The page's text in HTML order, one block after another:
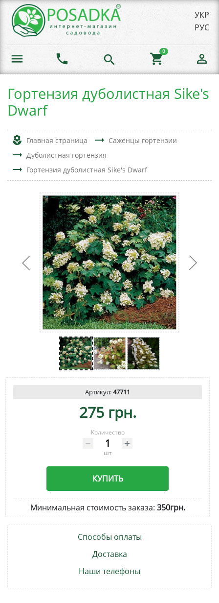
УКР
РУС
menu phone search shopping_cart
0
person_outline
Гортензия дуболистная Sike's
Dwarf
local_florist Главная страница trending_flat Саженцы гортензии
trending_flat Дуболистная гортензия
trending_flat Гортензия дуболистная Sike's Dwarf
Артикул:47711
275 грн.
Количество
шт
КУПИТЬ
Минимальная стоимость заказа: 350грн.
Способы оплаты
Доставка
Наши телефоны